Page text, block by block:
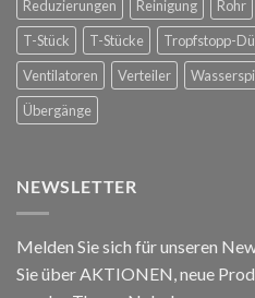
Reduzierungen
Reinigung Rohr
T-Stück
T-Stücke Tropfstopp-
Ventilatoren
Verteiler
Übergänge
NEWSLETTER
Melden Sie sich für unseren
Sie über AKTIONEN, neue